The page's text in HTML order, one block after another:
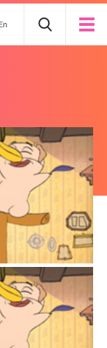
En